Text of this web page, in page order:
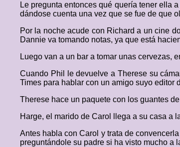
Le pregunta entonces qué quería tener ella
dándose cuenta una vez que se fue de que
Por la noche acude con Richard a un cine
Dannie va tomando notas, ya que está
Luego van a un bar a tomar unas cervezas,
Cuando Phil le devuelve a Therese su
Times para hablar con un amigo suyo editor
Therese hace un paquete con los guantes
Harge, el marido de Carol llega a su casa a
Antes habla con Carol y trata de
preguntándole su padre si ha visto mucho a